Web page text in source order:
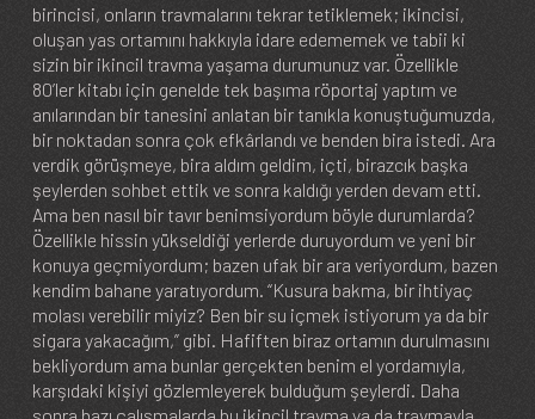
birincisi, onların travmalarını tekrar tetiklemek; ikincisi,
oluşan yas ortamını hakkıyla idare edememek ve tabii ki
sizin bir ikincil travma yaşama durumunuz var. Özellikle
80’ler kitabı için genelde tek başıma röportaj yaptım ve
anılarından bir tanesini anlatan bir tanıkla konuştuğumuzda,
bir noktadan sonra çok efkârlandı ve benden bira istedi. Ara
verdik görüşmeye, bira aldım geldim, içti, birazcık başka
şeylerden sohbet ettik ve sonra kaldığı yerden devam etti.
Ama ben nasıl bir tavır benimsiyordum böyle durumlarda?
Özellikle hissin yükseldiği yerlerde duruyordum ve yeni bir
konuya geçmiyordum; bazen ufak bir ara veriyordum, bazen
kendim bahane yaratıyordum. “Kusura bakma, bir ihtiyaç
molası verebilir miyiz? Ben bir su içmek istiyorum ya da bir
sigara yakacağım,” gibi. Hafiften biraz ortamın durulmasını
bekliyordum ama bunlar gerçekten benim el yordamıyla,
karşıdaki kişiyi gözlemleyerek bulduğum şeylerdi. Daha